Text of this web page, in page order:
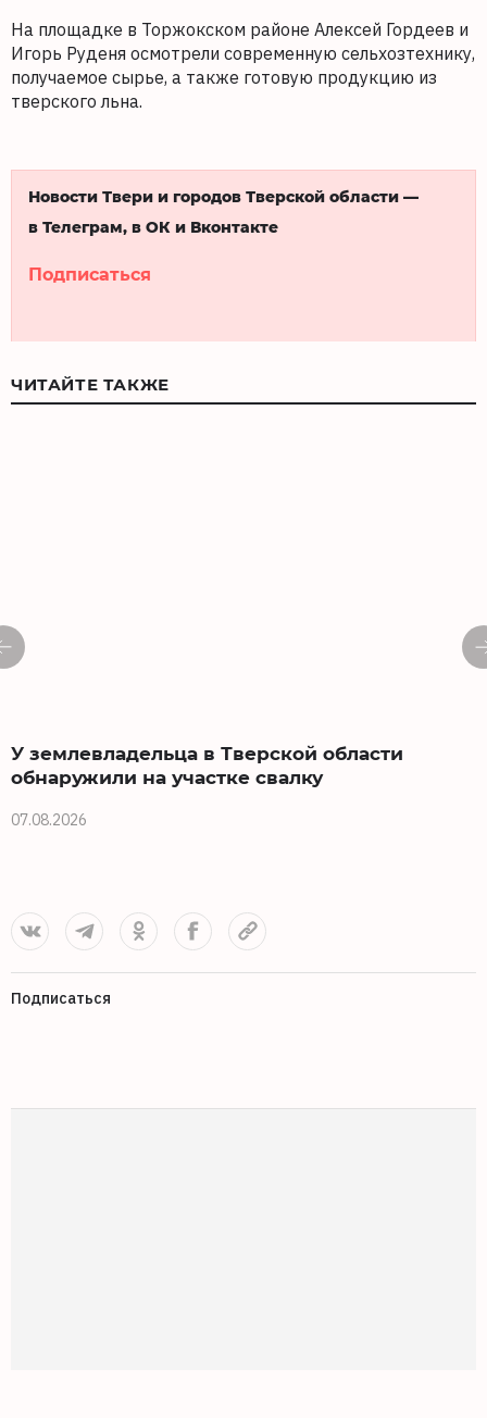
На площадке в Торжокском районе Алексей Гордеев и
Игорь Руденя осмотрели современную сельхозтехнику,
получаемое сырье, а также готовую продукцию из
тверского льна.
Новости Твери и городов Тверской области —
в Телеграм, в ОК и Вконтакте
Подписаться
ЧИТАЙТЕ ТАКЖЕ
У землевладельца в Тверской области
обнаружили на участке свалку
07.08.2026
Подписаться